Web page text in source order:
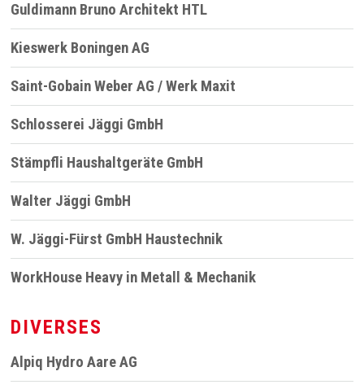
Guldimann Bruno Architekt HTL
Kieswerk Boningen AG
Saint-Gobain Weber AG / Werk Maxit
Schlosserei Jäggi GmbH
Stämpfli Haushaltgeräte GmbH
Walter Jäggi GmbH
W. Jäggi-Fürst GmbH Haustechnik
WorkHouse Heavy in Metall & Mechanik
DIVERSES
Alpiq Hydro Aare AG